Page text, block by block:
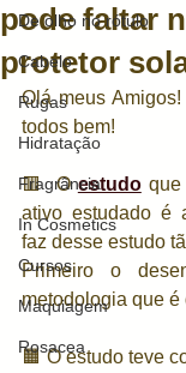
De olho no rótulo
Cabelo
Rugas
Hidratação
Fragrância
In Cosmetics
Cursos
Maquiagem
Rosacea
pode faltar
protetor
Olá meus
todos bem!
🟥  O estudo que
ativo estudado é
faz desse estudo
Primeiro o
metodologia que é
🟧 O estudo teve